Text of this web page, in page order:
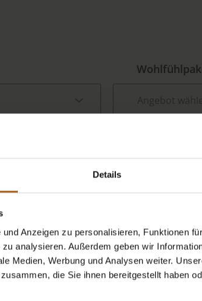
Details
Anzeigen zu personalisieren, Funktionen
analysieren. Außerdem geben wir
Medien, Werbung und Analysen weiter.
die Sie ihnen bereitgestellt haben